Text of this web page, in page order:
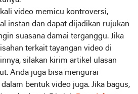
video memicu kontroversi,
instan dan dapat dijadikan rujukan
suasana damai terganggu. Jika
terkait tayangan video di
silakan kirim artikel ulasan
Anda juga bisa mengurai
bentuk video juga. Jika bagus,